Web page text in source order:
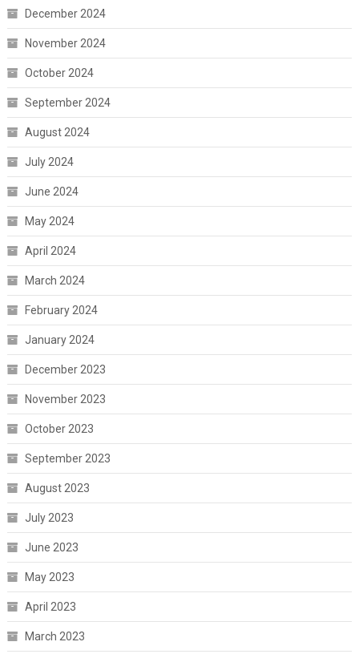
December 2024
November 2024
October 2024
September 2024
August 2024
July 2024
June 2024
May 2024
April 2024
March 2024
February 2024
January 2024
December 2023
November 2023
October 2023
September 2023
August 2023
July 2023
June 2023
May 2023
April 2023
March 2023